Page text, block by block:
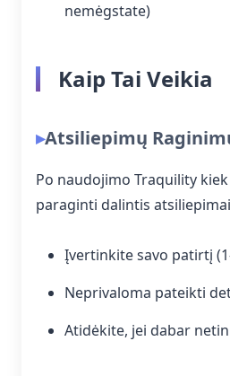
nemėgstate)
Kaip Tai Veikia
Atsiliepimų
Po naudojimo Traquility
paraginti dalintis
Įvertinkite savo patirtį
Neprivaloma pateikti
Atidėkite, jei dabar